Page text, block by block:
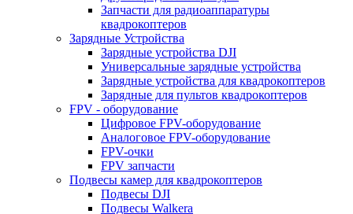
Запчасти для радиоаппаратуры
квадрокоптеров
Зарядные Устройства
Зарядные устройства DJI
Универсальные зарядные устройства
Зарядные устройства для квадрокоптеров
Зарядные для пультов квадрокоптеров
FPV - оборудование
Цифровое FPV-оборудование
Аналоговое FPV-оборудование
FPV-очки
FPV запчасти
Подвесы камер для квадрокоптеров
Подвесы DJI
Подвесы Walkera